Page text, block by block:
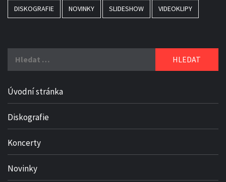
DISKOGRAFIE NOVINKY SLIDESHOW VIDEOKLIPY
Úvodní stránka
Diskografie
Koncerty
Novinky